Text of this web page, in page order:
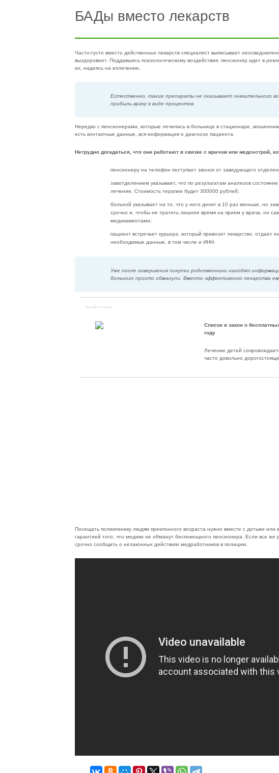
БАДы вместо лекарств
Часто-густо вместо действенных лекарств специалист выписывает
выздоровеет. Поддавшись психологическому воздействия, пенсионер идет в
их, надеясь на излечение.
Естественно, такие препараты не оказывают значительного
прибыль врачу в виде процентов.
Нередко с пенсионерами, которые лечились в больнице в стационаре,
есть контактные данные, вся информация о диагнозе пациента.
Нетрудно догадаться, что они работают в связке с врачом или медсестрой,
пенсионеру на телефон поступает звонок от заведующего
завотделением указывает, что по результатам анализов
лечение. Стоимость терапии будет 300000 рублей;
больной указывает на то, что у него денег в 10 раз меньше, но
срочно и, чтобы не тратить лишнее время на прием у врача, он
медикаментами;
пациент встречает курьера, который привозит лекарство, отдает
необходимые данные, в том числе и ИНН.
Уже после совершения покупки родственники находят
больного просто обманули. Вместо эффективного лекарства
Читайте также
Список и закон о
году
Лечение детей
часто довольно
Посещать поликлинику людям преклонного возраста нужно вместе с детьми или
гарантией того, что медики не обманут беспомощного пенсионера. Если все
срочно сообщить о незаконных действиях медработников в полицию.